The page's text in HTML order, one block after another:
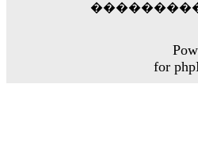
for